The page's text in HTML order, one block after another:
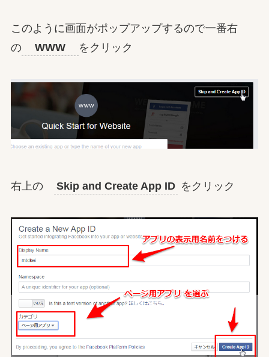
このように画面がポップアップするので一番右
の
WWW をクリック
右上の Skip and Create App ID をクリック